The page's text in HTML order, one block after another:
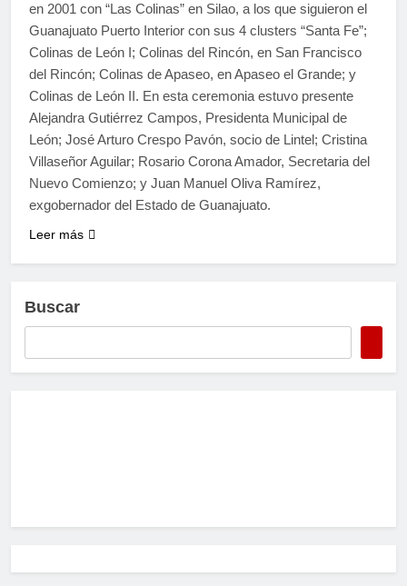
en 2001 con “Las Colinas” en Silao, a los que siguieron el
Guanajuato Puerto Interior con sus 4 clusters “Santa Fe”;
Colinas de León I; Colinas del Rincón, en San Francisco
del Rincón; Colinas de Apaseo, en Apaseo el Grande; y
Colinas de León II. En esta ceremonia estuvo presente
Alejandra Gutiérrez Campos, Presidenta Municipal de
León; José Arturo Crespo Pavón, socio de Lintel; Cristina
Villaseñor Aguilar; Rosario Corona Amador, Secretaria del
Nuevo Comienzo; y Juan Manuel Oliva Ramírez,
exgobernador del Estado de Guanajuato.
Leer más
Buscar